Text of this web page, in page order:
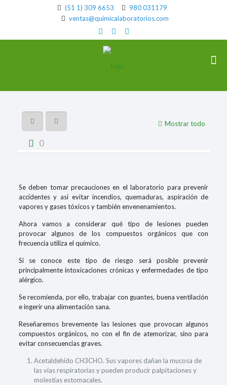
(51 1) 309 6653
980 031179
ventas@quimicalaboratorios.com
Mostrar todo
0
Se deben tomar precauciones en el laboratorio para prevenir
accidentes y así evitar incendios, quemaduras, aspiración de
vapores y gases tóxicos y también envenenamientos.
Ahora vamos a considerar qué tipo de lesiones pueden
provocar algunos de los compuestos orgánicos que con
frecuencia utiliza el químico.
Si se conoce este tipo de riesgo será posible prevenir
principalmente intoxicaciones crónicas y enfermedades de tipo
alérgico.
Se recomienda, por ello, trabajar con guantes, buena ventilación
e ingerir una alimentación sana.
Reseñaremos brevemente las lesiones que provocan algunos
compuestos orgánicos, no con el fin de atemorizar, sino para
evitar consecuencias graves.
Acetaldehído CH3CHO. Sus vapores dañan la mucosa de
las vías respiratorias y pueden producir palpitaciones y
molestias estomacales.